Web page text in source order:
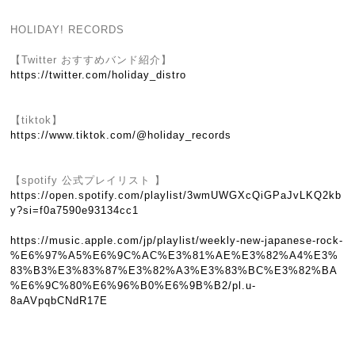
HOLIDAY! RECORDS
【Twitter おすすめバンド紹介】
https://twitter.com/holiday_distro
【tiktok】
https://www.tiktok.com/@holiday_records
【spotify 公式プレイリスト 】
https://open.spotify.com/playlist/3wmUWGXcQiGPaJvLKQ2kb
y?si=f0a7590e93134cc1
https://music.apple.com/jp/playlist/weekly-new-japanese-rock-
%E6%97%A5%E6%9C%AC%E3%81%AE%E3%82%A4%E3%
83%B3%E3%83%87%E3%82%A3%E3%83%BC%E3%82%BA
%E6%9C%80%E6%96%B0%E6%9B%B2/pl.u-
8aAVpqbCNdR17E